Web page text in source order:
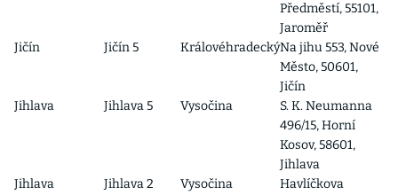
Předměstí, 55101,
Jaroměř
Jičín
Jičín 5 KrálovéhradeckýNa jihu 553, Nové
Město, 50601,
Jičín
Jihlava
Jihlava 5 Vysočina
S. K. Neumanna
496/15, Horní
Kosov, 58601,
Jihlava
Jihlava
Jihlava 2 Vysočina
Havlíčkova